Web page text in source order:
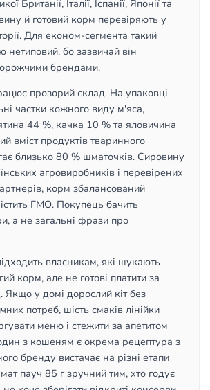
Британії, Італії, Іспанії, Японії та
й готовий корм перевіряють у
Для економ-сегмента такий
нетиповий, бо зазвичай він
брендами.
прозорий склад. На упаковці
частки кожного виду м'яса,
44 %, качка 10 % та яловичина
вміст продуктів тваринного
близько 80 % шматочків. Сировину
агровиробників і перевірених
корм збалансований
ГМО. Покупець бачить
а не загальні фрази про
власникам, які шукають
корм, але не готові платити за
Якщо у домі дорослий кіт без
потреб, шість смаків лінійки
меню і стежити за апетитом
з кошеням є окрема рецептура з
бренду вистачає на різні етапи
пауч 85 г зручний тим, хто годує